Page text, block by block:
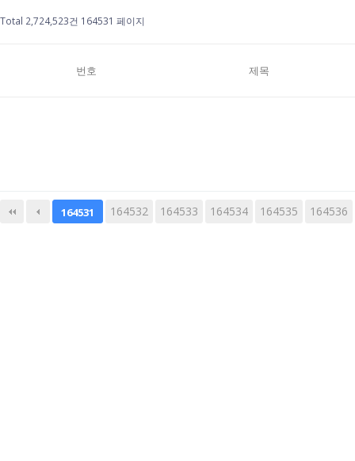
Total 2,724,523건 164531 페이지
번호 제목
164531 164532 164533 164534 164535 164536
다음 맨끝